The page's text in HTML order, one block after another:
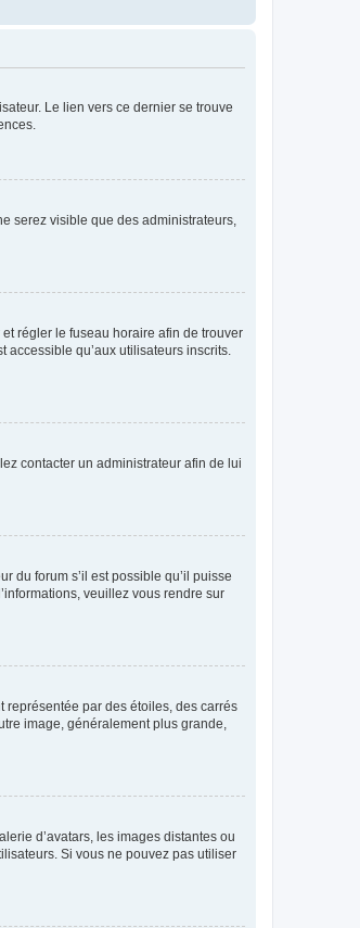
Le lien vers ce dernier se trouve
serez visible que des administrateurs,
régler le fuseau horaire afin de trouver
qu’aux utilisateurs inscrits.
contacter un administrateur afin de lui
du forum s’il est possible qu’il puisse
veuillez vous rendre sur
représentée par des étoiles, des carrés
image, généralement plus grande,
d’avatars, les images distantes ou
Si vous ne pouvez pas utiliser